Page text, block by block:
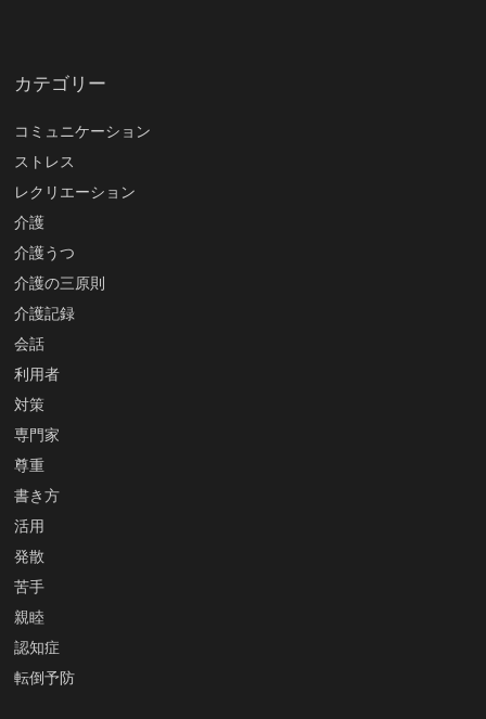
カテゴリー
コミュニケーション
ストレス
レクリエーション
介護
介護うつ
介護の三原則
介護記録
会話
利用者
対策
専門家
尊重
書き方
活用
発散
苦手
親睦
認知症
転倒予防